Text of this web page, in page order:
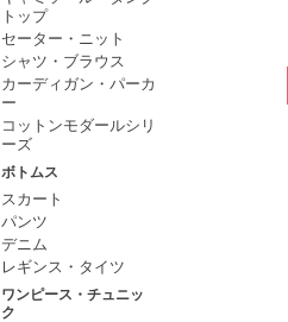
トップ
セーター・ニット
シャツ・ブラウス
カーディガン・パーカ
ー
コットンモダールシリ
ーズ
ボトムス
スカート
パンツ
デニム
レギンス・タイツ
ワンピース・チュニッ
ク